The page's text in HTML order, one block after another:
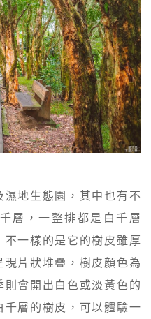
地生態園，其中也有不
層，一整排都是白千層
一樣的是它的樹皮雖厚
片狀堆疊，樹皮顏色為
會開出白色或淡黃色的
層的樹皮，可以體驗一